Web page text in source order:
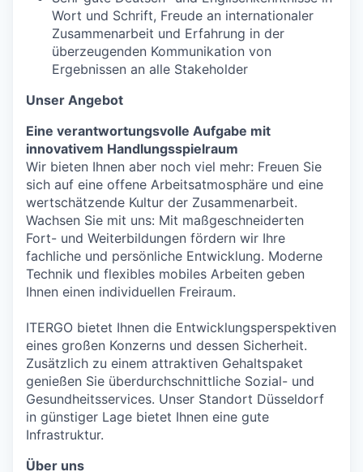
Wort und Schrift, Freude an internationaler
Zusammenarbeit und Erfahrung in der
überzeugenden Kommunikation von
Ergebnissen an alle Stakeholder
Unser Angebot
Eine verantwortungsvolle Aufgabe mit
innovativem Handlungsspielraum
Wir bieten Ihnen aber noch viel mehr: Freuen Sie
sich auf eine offene Arbeitsatmosphäre und eine
wertschätzende Kultur der Zusammenarbeit.
Wachsen Sie mit uns: Mit maßgeschneiderten
Fort- und Weiterbildungen fördern wir Ihre
fachliche und persönliche Entwicklung. Moderne
Technik und flexibles mobiles Arbeiten geben
Ihnen einen individuellen Freiraum.
ITERGO bietet Ihnen die Entwicklungsperspektiven
eines großen Konzerns und dessen Sicherheit.
Zusätzlich zu einem attraktiven Gehaltspaket
genießen Sie überdurchschnittliche Sozial- und
Gesundheitsservices. Unser Standort Düsseldorf
in günstiger Lage bietet Ihnen eine gute
Infrastruktur.
Über uns